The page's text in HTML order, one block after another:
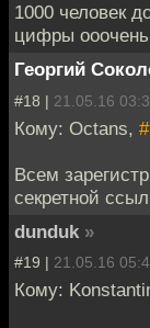
1000 человек
цифры
Георгий
#18 | 21.05.16
Кому: Octans,
Всем
секретной
dunduk »
#19 | 21.05.16
Кому: